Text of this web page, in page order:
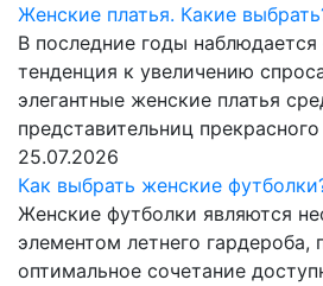
Женские платья. Какие выбрать?
В последние годы наблюдается
тенденция к увеличению спроса
элегантные женские платья
представительниц прекрасного
25.07.2026
Как выбрать женские футболки?
Женские футболки являются
элементом летнего гардероба,
оптимальное сочетание